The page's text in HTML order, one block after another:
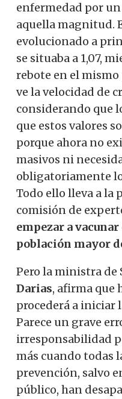
enfermedad por
aquella magnitud.
evolucionado a
se situaba a 1,07,
rebote en el mismo
ve la velocidad de
considerando que
que estos valores
porque ahora no
masivos ni
obligatoriamente
Todo ello lleva a la
comisión de
empezar a
población mayor
Pero la ministra de
Darias, afirma que
procederá a iniciar
Parece un grave
irresponsabilidad
más cuando todas
prevención, salvo
público, han